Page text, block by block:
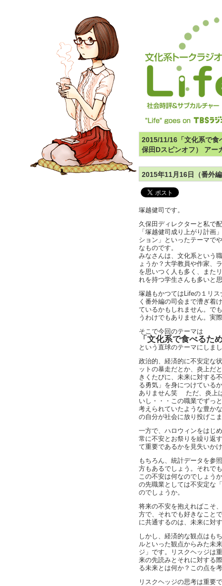
2015/11/16「文化系で食
保田Dスピンオフ） アー
2015年11月16日（番外
塚越健司です。
久保田ディレクターと私で
「塚越健司成り上がり計画
ション」といったテーマで
なものです。
みなさんは、文化系という
ょうか？大学教員や作家、
を思いつく人も多く、また
れを持つ学生さんも多いと
塚越もかつてはLifeの１リ
く番外編の司会まで漕ぎ着
ているかもしれません。で
うわけでもありません。実
そこで今回のテーマは
「文化系で食べるた
という直球のテーマにしま
政治的、経済的に不安定な
ットの暴走だとか、炎上だ
きくたびに、未来に対する
る勇気」を身につけている
ありません笑 ただ、炎上
いし・・・この職業でずっ
考えられていたような豊か
の自分が社会に放り投げこ
一方で、ハロウィンをはじ
常に不安とお祭りを繰り返
て重要であるかを見失いか
もちろん、統計データを参
方もあるでしょう。それで
この不安は何なのでしょう
の先職業としては不安定な
のでしょうか。
将来の不安を抱えればこそ
方で、それでも好きなこと
に共通するのは、未来に対
しかし、経済的な観点はも
ルといった観点からみた未
ジ」です。リスクヘッジは
来の先読みとそれに対する
る未来とは何か？この点を
リスクヘッジの思考は重要